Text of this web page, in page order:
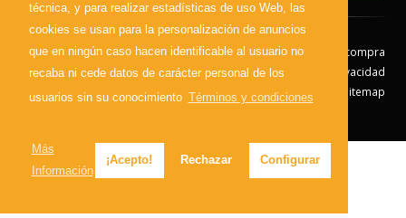
técnica, y para realizar estadísticas de uso Web, las
cookies se usan para la personalización de anuncios
que en ningún caso hacen identificable al usuario no
recaba ni cede datos de carácter personal de los
usuarios sin su conocimiento Términos y condiciones
Más
Información
¡Acepto! Rechazar Configurar
Contacto Aviso Legal
Condiciones de compra
Política de envíos
Política de devolución
Política de Privacidad
Política de Cookies
Sitemap